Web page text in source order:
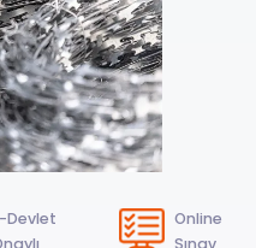
Devlet
Online